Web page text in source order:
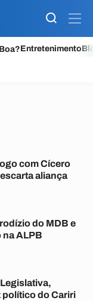
Entretenimento
com Cícero
aliança
do MDB e
na ALPB
político do Cariri